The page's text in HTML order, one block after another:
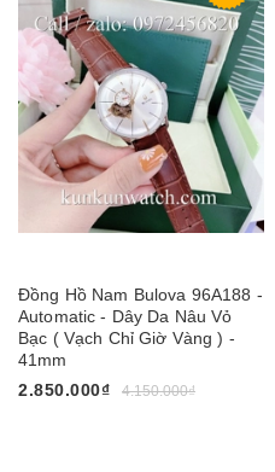
Đồng Hồ Nam Bulova 96A188 -
Automatic - Dây Da Nâu Vỏ
Bạc ( Vạch Chỉ Giờ Vàng ) -
41mm
2.850.000₫
4.150.000₫